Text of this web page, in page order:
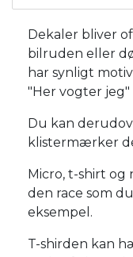
Dekaler bliver
bilruden eller
har synligt
"Her vogter jeg"
Du kan
klistermærker
Micro, t-shirt og
den race som
eksempel.
T-shirden kan